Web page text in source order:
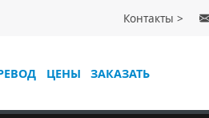
Контакты
ЦЕНЫ ЗАКАЗАТЬ